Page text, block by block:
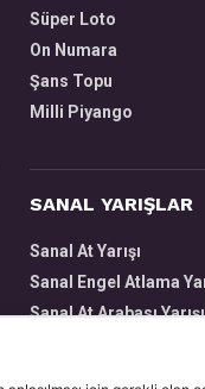
Süper Loto
On Numara
Şans Topu
Milli Piyango
SANAL YARIŞLAR
Sanal At Yarışı
Sanal Engel Atlama
Sanal At Arabası Yarışı